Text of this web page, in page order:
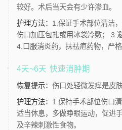
较好。术后当天会有少许渗血。
护理方法： 1.保证手术部位清洁
伤口加压包扎或用冰袋冷敷； 3.
4.口服消炎药，抹祛疤药物，严
4天~6天 快速消肿期
恢复提示：伤口处轻微发痒是皮
护理方法： 1.保持手术部位伤口
适当休息，多做睁眼运动，促进
及辛辣刺激性食物。